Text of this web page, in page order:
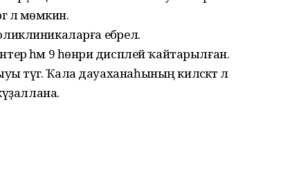
лә мөмкин.
ебәрелә.
һәм 9 һөнәри дисплей ҡайтарылған.
Ҡала дауаханаһының киләсәктә лә